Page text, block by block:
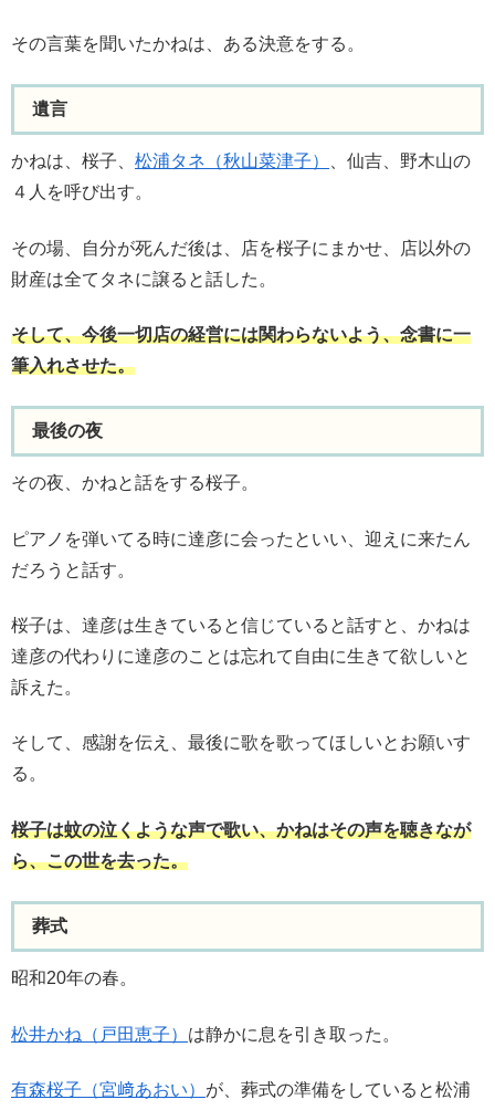
その言葉を聞いたかねは、ある決意をする。
遺言
かねは、桜子、 松浦タネ（秋山菜津子）
、仙吉、野木山の
４人を呼び出す。
その場、自分が死んだ後は、店を桜子にまかせ、店以外の
財産は全てタネに譲ると話した。
そして、今後一切店の経営には関わらないよう、念書に一
筆入れさせた。
最後の夜
その夜、かねと話をする桜子。
ピアノを弾いてる時に達彦に会ったといい、迎えに来たん
だろうと話す。
桜子は、達彦は生きていると信じていると話すと、かねは
達彦の代わりに達彦のことは忘れて自由に生きて欲しいと
訴えた。
そして、感謝を伝え、最後に歌を歌ってほしいとお願いす
る。
桜子は蚊の泣くような声で歌い、かねはその声を聴きなが
ら、この世を去った。
葬式
昭和20年の春。
松井かね（戸田恵子） は静かに息を引き取った。
有森桜子（宮﨑あおい） が、葬式の準備をしていると松浦